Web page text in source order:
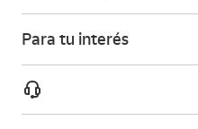
Para tu interés